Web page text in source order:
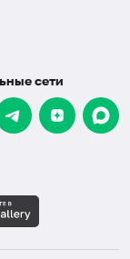
сети